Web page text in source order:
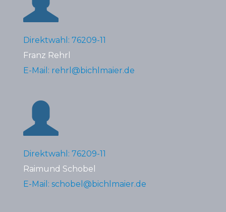
Direktwahl: 76209-11
Franz Rehrl
E-Mail: rehrl@bichlmaier.de
Direktwahl: 76209-11
Raimund Schobel
E-Mail: schobel@bichlmaier.de